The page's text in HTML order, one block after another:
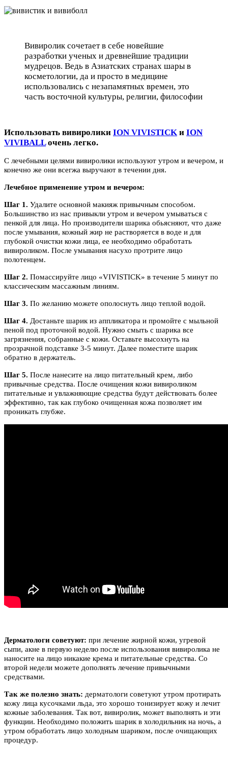
Вивиролик сочетает в себе новейшие
разработки ученых и древнейшие традиции
мудрецов. Ведь в Азиатских странах шары в
косметологии, да и просто в медицине
использовались с незапамятных времен, это
часть восточной культуры, религии, философии
Использовать вивиролики ION VIVISTICK и ION
VIVIBALLочень легко.
С лечебными целями вивиролики используют утром и вечером, и
конечно же они всегжа выручают в течении дня.
Лечебное применение утром и вечером:
Шаг 1. Удалите основной макияж привычным способом.
Большинство из нас привыкли утром и вечером умываться с
пенкой для лица. Но производители шарика обьясняют, что даже
после умывания, кожный жир не растворяется в воде и для
глубокой очистки кожи лица, ее необходимо обработать
вивироликом. После умывания насухо протрите лицо
полотенцем.
Шаг 2. Помассируйте лицо «VIVISTICK» в течение 5 минут по
классическим массажным линиям.
Шаг 3. По желанию можете ополоснуть лицо теплой водой.
Шаг 4. Достаньте шарик из аппликатора и промойте с мыльной
пеной под проточной водой. Нужно смыть с шарика все
загрязнения, собранные с кожи. Оставьте высохнуть на
прозрачной подставке 3-5 минут. Далее поместите шарик
обратно в держатель.
Шаг 5. После нанесите на лицо питательный крем, либо
привычные средства. После очищения кожи вивироликом
питательные и увлажняющие средства будут действовать более
эффективно, так как глубоко очищенная кожа позволяет им
проникать глубже.
Дерматологи советуют: при лечение жирной кожи, угревой
сыпи, акне в первую неделю после использования вивиролика не
наносите на лицо никакие крема и питательные средства. Со
второй недели можете дополнять лечение привычными
средствами.
Так же полезно знать: дерматологи советуют утром протирать
кожу лица кусочками льда, это хорошо тонизирует кожу и лечит
кожные заболевания. Так вот, вивиролик, может выполнять и эти
функции. Необходимо положить шарик в холодильник на ночь, а
утром обработать лицо холодным шариком, после очищающих
процедур.